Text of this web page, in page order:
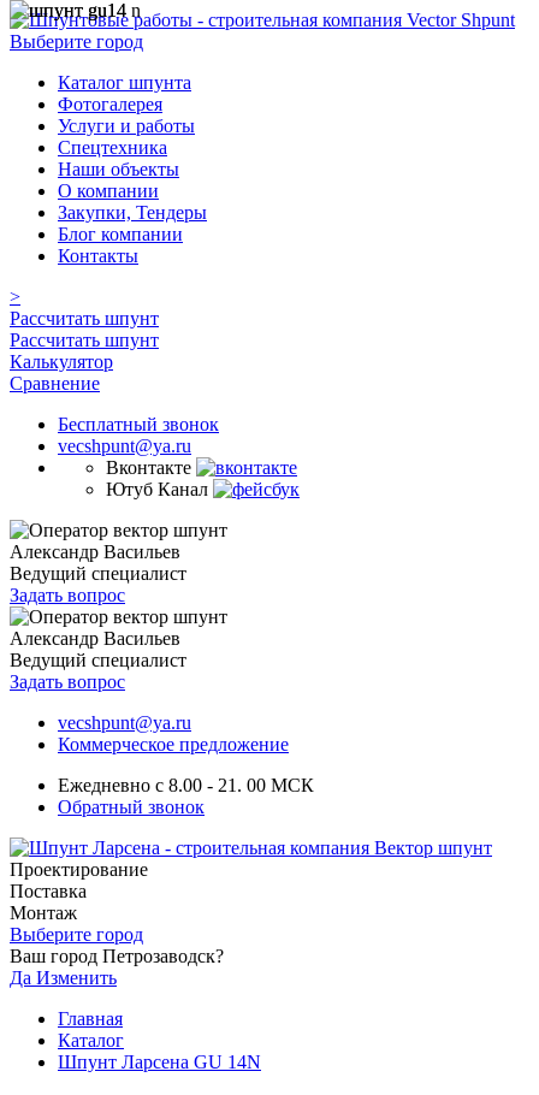
Выберите город
Каталог шпунта
Фотогалерея
Услуги и работы
Спецтехника
Наши объекты
О компании
Закупки, Тендеры
Блог компании
Контакты
>
Рассчитать шпунт
Рассчитать шпунт
Калькулятор
Сравнение
Бесплатный звонок
vecshpunt@ya.ru
Вконтакте
Ютуб Канал
Александр Васильев
Ведущий специалист
Задать вопрос
Александр Васильев
Ведущий специалист
Задать вопрос
vecshpunt@ya.ru
Коммерческое предложение
Ежедневно с 8.00 - 21. 00 МСК
Обратный звонок
Проектирование
Поставка
Монтаж
Выберите город
Ваш город Петрозаводск?
Да Изменить
Главная
Каталог
Шпунт Ларсена GU 14N